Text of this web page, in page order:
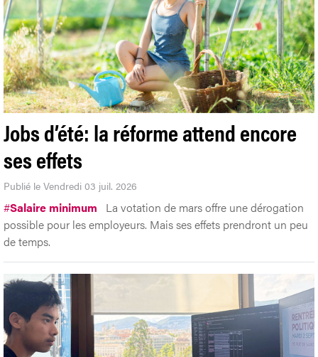
Jobs d’été: la réforme attend encore
ses effets
Publié le Vendredi 03 juil. 2026
#Salaire minimum
La votation de mars offre une dérogation
possible pour les employeurs. Mais ses effets prendront un peu
de temps.